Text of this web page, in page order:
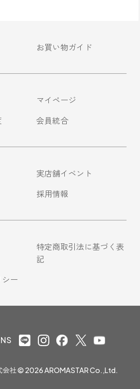
お買い物ガイド
マイページ
会員統合
実店舗イベント
採用情報
特定商取引法に基づく表
記
ー
会社© 2026 AROMASTAR Co.,Ltd.